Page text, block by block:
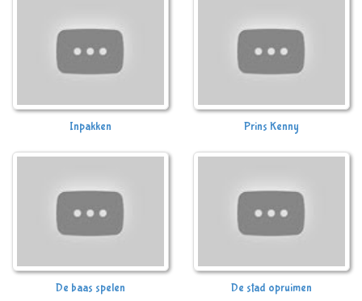
Inpakken Prins Kenny
De baas spelen De stad opruimen